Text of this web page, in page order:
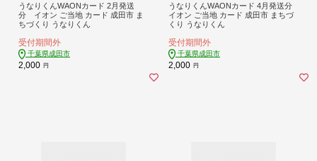
うなりくんWAONカード 2月発送
分 イオン ご当地 カード 成田市 ま
ちづくり うなりくん
受付期間外
千葉県成田市
2,000 円
うなりくんWAONカード 4月発送分
イオン ご当地 カード 成田市 まちづ
くり うなりくん
受付期間外
千葉県成田市
2,000 円